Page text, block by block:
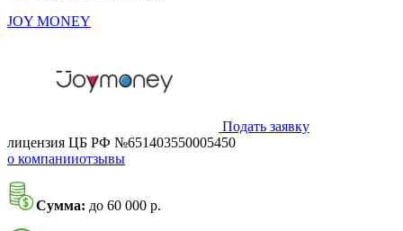
JOY MONEY
Подать заявку
лицензия ЦБ РФ №651403550005450
о компанииотзывы
Сумма: до 60 000 р.